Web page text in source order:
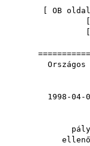
OB
Országos
1998-04-